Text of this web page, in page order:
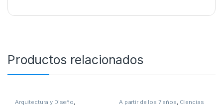
Productos relacionados
Arquitectura y Diseño, A partir de los 7 años, Ciencias